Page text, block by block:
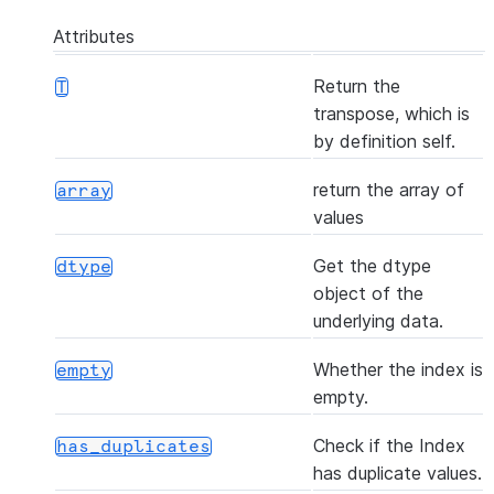
([axis, skipna])
the
delete()
Attributes
T
Return the
transpose, which is
by definition self.
array
return the array of
values
dtype
Get the dtype
object of the
underlying data.
empty
Whether the index is
empty.
has_duplicates
Check if the Index
has duplicate values.